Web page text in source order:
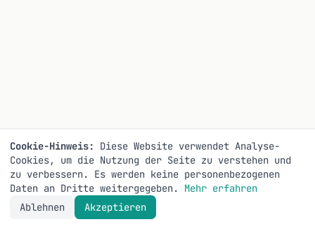
Cookie-Hinweis:
Diese Website verwendet Analyse-
Cookies, um die Nutzung der Seite zu verstehen und
zu verbessern. Es werden keine personenbezogenen
Daten an Dritte weitergegeben. Mehr erfahren
Ablehnen
Akzeptieren